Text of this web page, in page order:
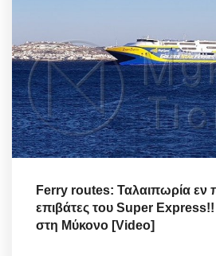
Ferry routes: Ταλαιπωρία εν
επιβάτες του Super Express!!
στη Μύκονο [Video]